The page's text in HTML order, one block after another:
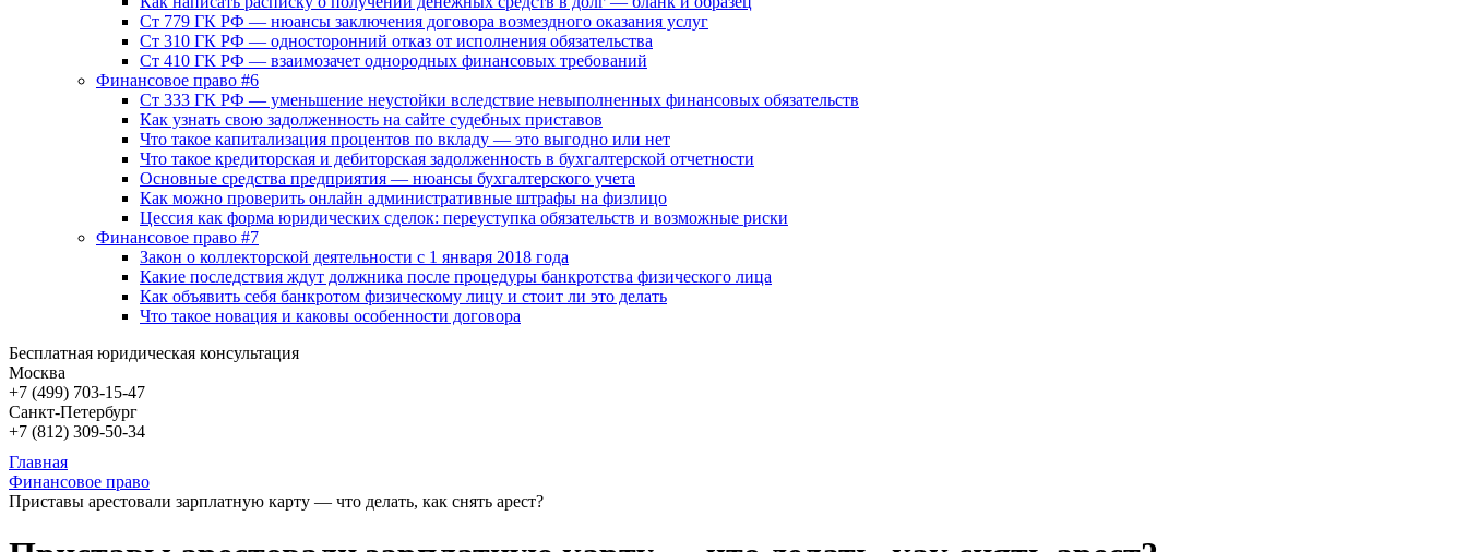
Ст 779 ГК РФ — нюансы заключения договора возмездного оказания услуг
Ст 310 ГК РФ — односторонний отказ от исполнения обязательства
Ст 410 ГК РФ — взаимозачет однородных финансовых требований
Финансовое право #6
Ст 333 ГК РФ — уменьшение неустойки вследствие невыполненных финансовых обязательств
Как узнать свою задолженность на сайте судебных приставов
Что такое капитализация процентов по вкладу — это выгодно или нет
Что такое кредиторская и дебиторская задолженность в бухгалтерской отчетности
Основные средства предприятия — нюансы бухгалтерского учета
Как можно проверить онлайн административные штрафы на физлицо
Цессия как форма юридических сделок: переуступка обязательств и возможные риски
Финансовое право #7
Закон о коллекторской деятельности с 1 января 2018 года
Какие последствия ждут должника после процедуры банкротства физического лица
Как объявить себя банкротом физическому лицу и стоит ли это делать
Что такое новация и каковы особенности договора
Бесплатная юридическая консультация
Москва
+7 (499) 703-15-47
Санкт-Петербург
+7 (812) 309-50-34
Главная
Финансовое право
Приставы арестовали зарплатную карту — что делать, как снять арест?